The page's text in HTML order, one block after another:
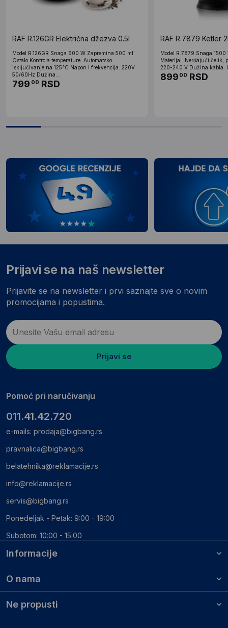
RAF R.126GR Električna džezva 0.5l
Model R.126GR Snaga 600 W Zapremina 500 ml
Ostalo Kontrola temperature: Automatsko
isključivanje na 125°C Napon i frekvencija: 220V
50/60Hz Dužina...
799 00 RSD
RAF R.7879 Ketler
Model R.7879 Snaga
Materijal: Nerđajući čelik,
220-240 V Dužina kabla:
899 00 RSD
Informacije
O nama
Ne propusti
Prijavi se na naš newsletter
Prijavite se na newsletter i prvi saznajte sve o novim
promocijama i popustima.
Prijavi se
Pomoć pri naručivanju
011.41.42.720
e-mails: prodaja@bigbang.rs
pravnalica@bigbang.rs
belatehnika@reklamacije.rs
info@reklamacije.rs
servis@bigbang.rs
Ponedeljak - Petak: 9:00 - 19:00
Subotom: 10:00 - 15:00